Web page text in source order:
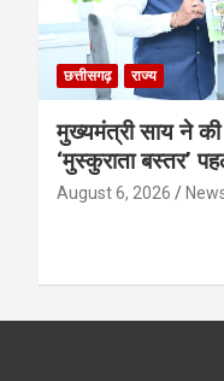
छत्तीसगढ़ राज्य
मुख्यमंत्री साय ने
‘मुस्कुराता बस्तर’
August 6, 2026